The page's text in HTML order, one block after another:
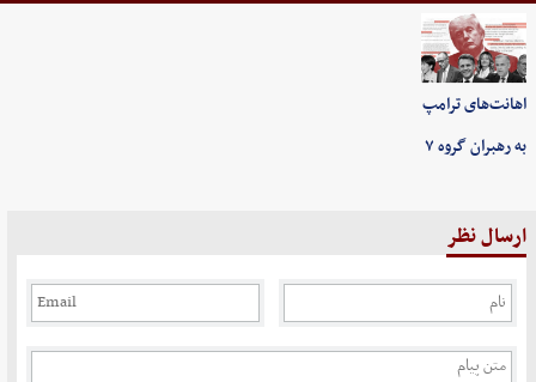
اهانت‌های ترامپ
به رهبران گروه ۷
ارسال نظر